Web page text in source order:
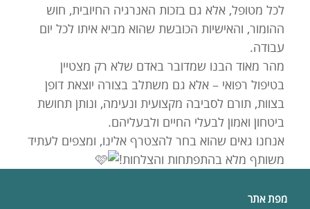
לכל מטופל, אלא גם בזכות האנרגיה החיובית, חוש
ההומור, והאישיות הכובשת שהוא מביא איתו לכל יום
עבודה.
מהר מאוד הבנו שמדובר באדם שלא רק מצטיין
בטיפול רפואי – אלא גם משתלב בצורה יוצאת דופן
בצוות, תורם לסביבה מקצועית ונעימה, ונותן תחושת
ביטחון ואמון לבעלי החיים ולבעליהם.
אנחנו גאים שהוא בחר להצטרף אלינו, ומצפים לעתיד
משותף מלא בהתפתחות והצלחות!
מפת אתר